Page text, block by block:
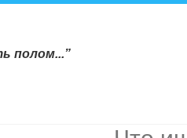
полом...”